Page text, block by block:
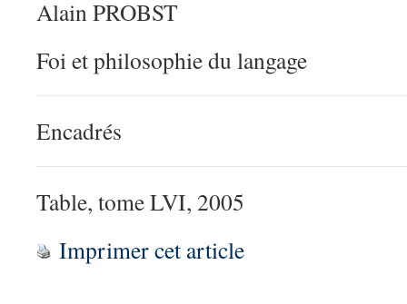
Alain PROBST
Foi et philosophie du langage
Encadrés
Table, tome LVI, 2005
Imprimer cet article